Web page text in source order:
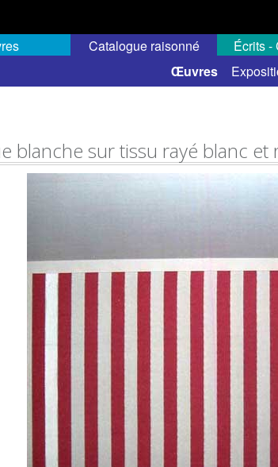
Catalogue raisonné
Œuvres
Écrits -
blanche sur tissu rayé blanc et